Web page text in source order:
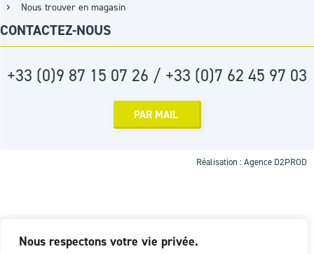
Nous respectons votre vie privée.
Nous trouver en magasin
CONTACTEZ-NOUS
+33 (0)9 87 15 07 26 / +33 (0)7 62 45 97 03
PAR MAIL
Réalisation : Agence D2PROD